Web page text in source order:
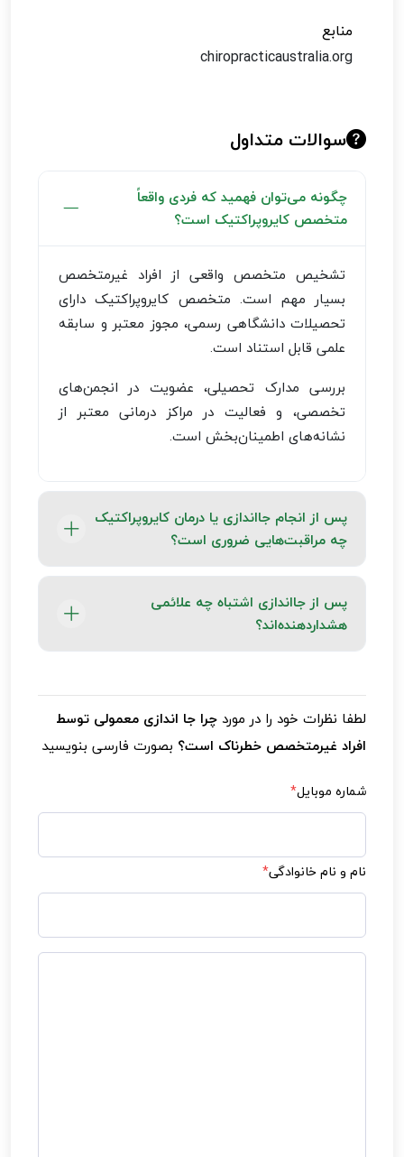
منابع
chiropracticaustralia.org
سوالات متداول
چگونه می‌توان فهمید که فردی واقعاً
متخصص کایروپراکتیک است؟
تشخیص متخصص واقعی از افراد غیرمتخصص
بسیار مهم است. متخصص کایروپراکتیک دارای
تحصیلات دانشگاهی رسمی، مجوز معتبر و سابقه
علمی قابل استناد است.
بررسی مدارک تحصیلی، عضویت در انجمن‌های
تخصصی، و فعالیت در مراکز درمانی معتبر از
نشانه‌های اطمینان‌بخش است.
پس از انجام جااندازی یا درمان کایروپراکتیک
چه مراقبت‌هایی ضروری است؟
پس از هر جلسه درمان، رعایت نکاتی مانند پرهیز از
حرکات ناگهانی، اصلاح وضعیت نشستن و خوابیدن،
پس از جااندازی اشتباه چه علائمی
هشداردهنده‌اند؟
شدید یا ماندگار، سرگیجه، تاری دید، یا از
دست‌دادن تعادل می‌توانند نشانه آسیب به
اعصاب یا عروق باشند. در چنین شرایطی مراجعه
کایروپراکتور ضروری است.
لطفا نظرات خود را در مورد چرا جا اندازی معمولی توسط
افراد غیرمتخصص خطرناک است؟ بصورت فارسی بنویسید
شماره موبایل*
نام و نام خانوادگی*